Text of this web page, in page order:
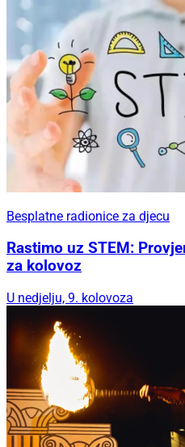
Besplatne radionice za djecu
Rastimo uz STEM:
za kolovoz
U nedjelju, 9. kolovoza